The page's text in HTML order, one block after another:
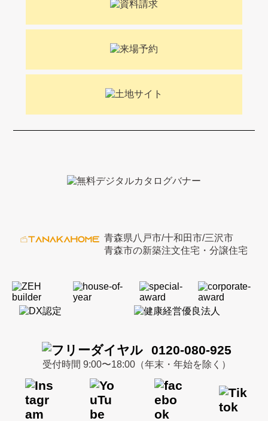
青森県八戸市/十和田市/三沢市
青森市の新築注文住宅・分譲住宅
0120-080-925
受付時間 9:00〜18:00（年末・年始を除く）